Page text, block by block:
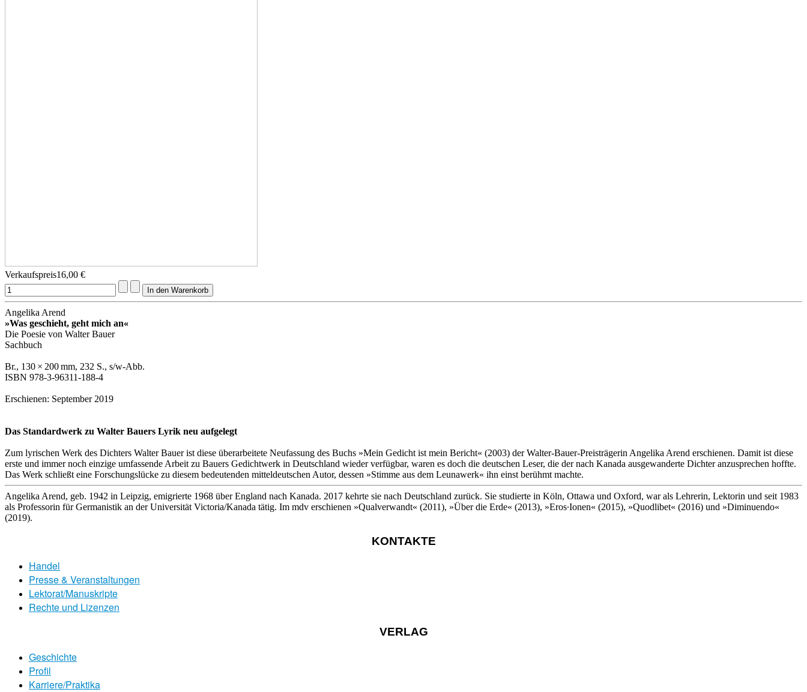
Verkaufspreis16,00 €
Angelika Arend
»Was geschieht, geht mich an«
Die Poesie von Walter Bauer
Sachbuch
Br., 130 × 200 mm, 232 S., s/w-Abb.
ISBN 978-3-96311-188-4
Erschienen: September 2019
Das Standardwerk zu Walter Bauers Lyrik neu aufgelegt
Zum lyrischen Werk des Dichters Walter Bauer ist diese überarbeitete Neufassung des Buchs »Mein Gedicht ist mein Bericht« (2003) der Walter-­Bauer-Preisträgerin Angelika Arend erschienen. Damit ist diese
erste und immer noch einzige umfassende Arbeit zu Bauers Gedichtwerk in Deutschland wieder verfügbar, waren es doch die deutschen Leser, die der nach Kanada ausgewanderte Dichter anzusprechen hoffte.
Das Werk schließt eine Forschungslücke zu diesem bedeutenden mitteldeutschen Autor, dessen »Stimme aus dem Leunawerk« ihn einst berühmt machte.
Angelika Arend, geb. 1942 in Leipzig, emigrierte 1968 über England nach Kanada. 2017 kehrte sie nach Deutschland zurück. Sie studierte in Köln, Ottawa und Oxford, war als Lehrerin, Lektorin und seit 1983
als Professorin für Germanistik an der Universität Victoria/Kanada tätig. Im mdv erschienen »Qualverwandt« (2011), »Über die Erde« (2013), »Eros∙Ionen« (2015), »Quodlibet« (2016) und »Diminuendo«
(2019).
KONTAKTE
Handel
Presse & Veranstaltungen
Lektorat/Manuskripte
Rechte und Lizenzen
VERLAG
Geschichte
Profil
Karriere/Praktika